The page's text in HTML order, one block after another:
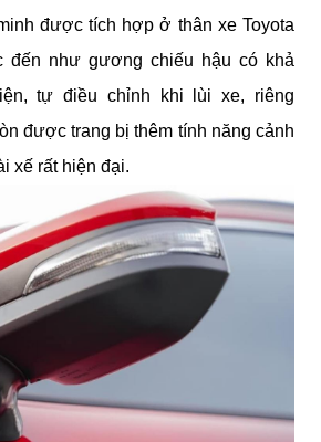
được tích hợp ở thân xe Toyota
đến như gương chiếu hậu có khả
tự điều chỉnh khi lùi xe, riêng
được trang bị thêm tính năng cảnh
xế rất hiện đại.